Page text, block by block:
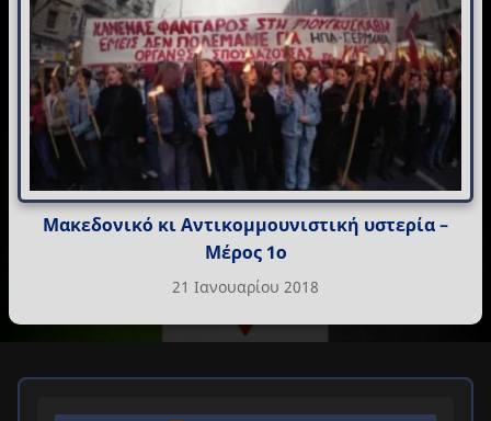
Μακεδονικό κι Αντικομμουνιστική υστερία –
Μέρος 1ο
21 Ιανουαρίου 2018